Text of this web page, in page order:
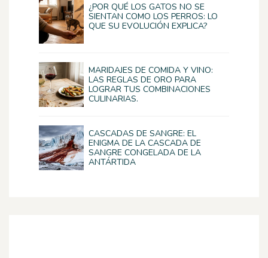
¿POR QUÉ LOS GATOS NO SE
SIENTAN COMO LOS PERROS: LO
QUE SU EVOLUCIÓN EXPLICA?
MARIDAJES DE COMIDA Y VINO:
LAS REGLAS DE ORO PARA
LOGRAR TUS COMBINACIONES
CULINARIAS.
CASCADAS DE SANGRE: EL
ENIGMA DE LA CASCADA DE
SANGRE CONGELADA DE LA
ANTÁRTIDA